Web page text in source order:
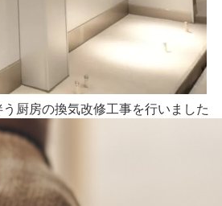
厨房の換気改修工事を行いまし